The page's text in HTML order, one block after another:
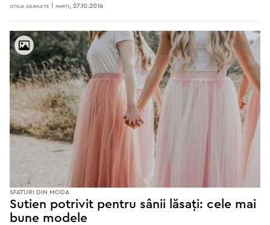
otilia geavlete | marti, 27.10.2014
SFATURI DIN MODA
Sutien potrivit pentru sânii lăsați: cele mai
bune modele